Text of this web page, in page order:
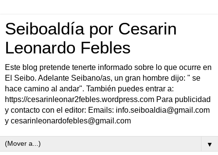
Seiboaldía por Cesarin
Leonardo Febles
Este blog pretende tenerte informado sobre lo que ocurre en
El Seibo. Adelante Seibano/as, un gran hombre dijo: " se
hace camino al andar". También puedes entrar a:
https://cesarinleonar2febles.wordpress.com Para publicidad
y contacto con el editor: Emails: info.seiboaldia@gmail.com
y cesarinleonardofebles@gmail.com
▼